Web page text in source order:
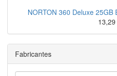
NORTON 360 Deluxe 25GB
13,29
Fabricantes